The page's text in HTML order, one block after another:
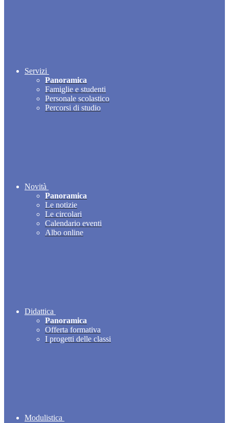
Servizi
Panoramica
Famiglie e studenti
Personale scolastico
Percorsi di studio
Novità
Panoramica
Le notizie
Le circolari
Calendario eventi
Albo online
Didattica
Panoramica
Offerta formativa
I progetti delle classi
Modulistica